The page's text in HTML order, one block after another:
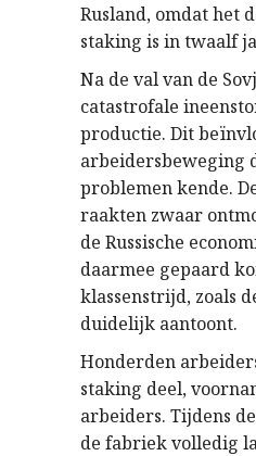
Rusland, omdat het
staking is in twaalf
Na de val van de
catastrofale
productie. Dit
arbeidersbeweging
problemen kende.
raakten zwaar
de Russische
daarmee gepaard
klassenstrijd, zoals
duidelijk aantoont.
Honderden
staking deel,
arbeiders. Tijdens
de fabriek volledig